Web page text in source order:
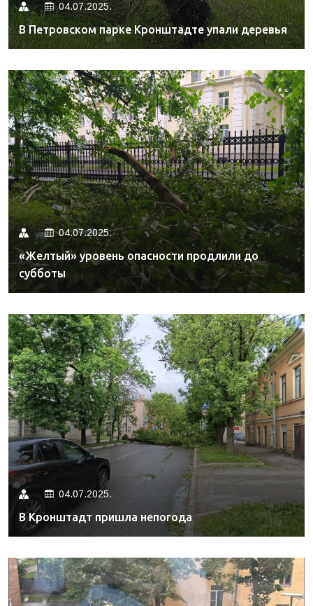
04.07.2025.
В Петровском парке Кронштадте упали деревья
04.07.2025.
«Желтый» уровень опасности продлили до
субботы
04.07.2025.
В Кронштадт пришла непогода